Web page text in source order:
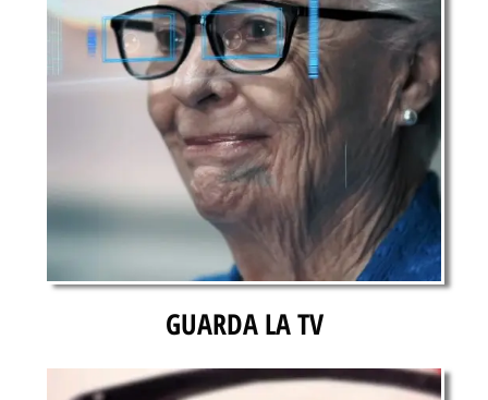
GUARDA LA TV